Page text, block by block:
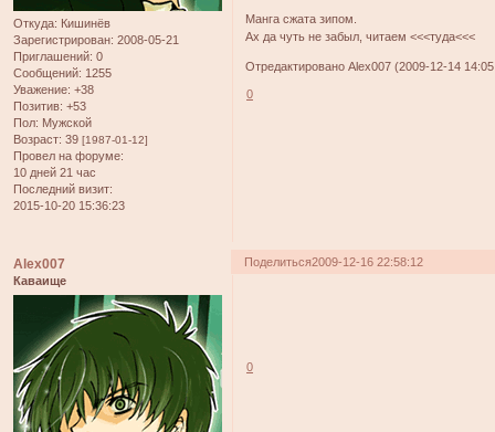
Откуда: Кишинёв
Зарегистрирован: 2008-05-21
Приглашений: 0
Сообщений: 1255
Уважение: +38
Позитив: +53
Пол: Мужской
Возраст: 39 [1987-01-12]
Провел на форуме:
10 дней 21 час
Последний визит:
2015-10-20 15:36:23
Манга сжата зипом.
Ах да чуть не забыл, читаем <<<туда<<<
Отредактировано Alex007 (2009-12-14
0
Поделиться2009-12-16 22:58:12
Alex007
Каваище
0